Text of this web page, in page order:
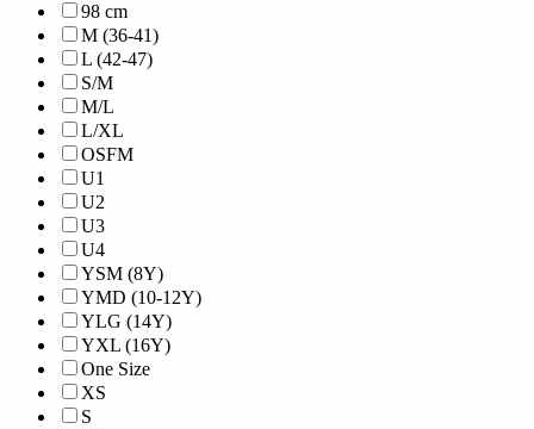
98 cm
M (36-41)
L (42-47)
S/M
M/L
L/XL
OSFM
U1
U2
U3
U4
YSM (8Y)
YMD (10-12Y)
YLG (14Y)
YXL (16Y)
One Size
XS
S